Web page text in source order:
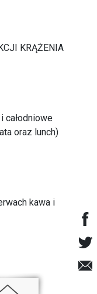
KRĄŻENIA
całodniowe
oraz lunch)
kawa i